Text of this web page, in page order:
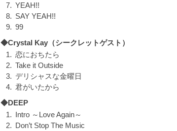
7. YEAH!!
8. SAY YEAH!!
9. 99
◆Crystal Kay（シークレットゲスト）
1. 恋におちたら
2. Take it Outside
3. デリシャスな金曜日
4. 君がいたから
◆DEEP
1. Intro ～Love Again～
2. Don’t Stop The Music